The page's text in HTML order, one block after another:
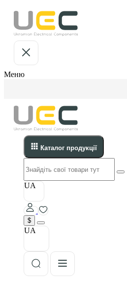
Меню
Каталог продукції
UA
$
UA